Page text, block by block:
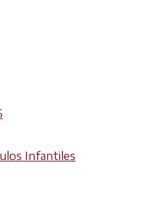
Infantiles